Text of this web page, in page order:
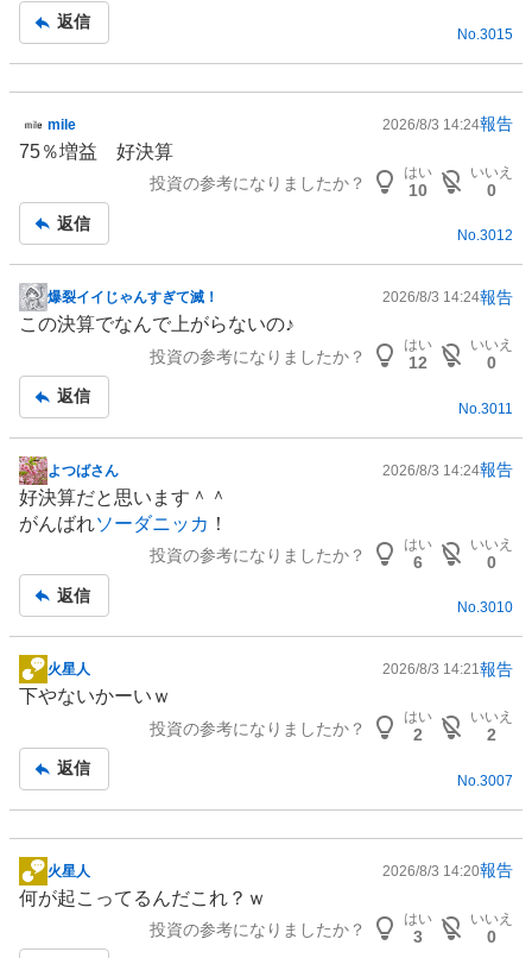
事
返信
No. 3015
掲
示
事
mile 2026/8/3 14:24報告
75％増益 好決算
投資の参考になりましたか？
はい
10
いいえ
0
返信
No.3012
掲
示
事
爆裂イイじゃんすぎて滅！ 2026/8/3 14:24報告
この決算でなんで上がらないの♪
投資の参考になりましたか？
はい
12
いいえ
0
返信
No. 3011
掲
示
板
よつばさん 2026/8/3 14:24報告
好決算だと思います＾＾
がんばれソーダニッカ ！
投資の参考になりましたか？
はい
6
いいえ
0
返信
No.3010
掲
示
事
火星人 2026/8/3 14:21報告
下やないかーいｗ
投資の参考になりましたか？
はい
2
いいえ
2
返信
No. 3007
掲
示
火星人 2026/8/3 14:20報告
何が起こってるんだこれ？ｗ
投資の参考になりましたか？
はい
3
いいえ
0